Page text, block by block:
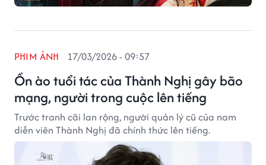
Ồn ào tuổi tác của Thành Nghị gây bão
mạng, người trong cuộc lên tiếng
PHIM ẢNH 17/03/2026 - 09:57
Trước tranh cãi lan rộng, người quản lý cũ của nam
diễn viên Thành Nghị đã chính thức lên tiếng.